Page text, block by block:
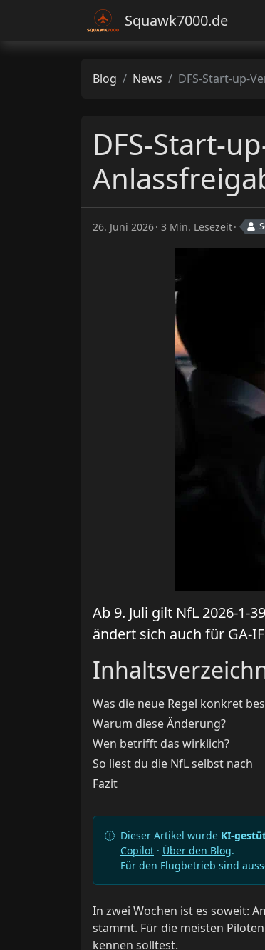
Squawk7000.de
Blog News DFS-Start-up-Verfahren ab 9. Juli 2026: Was die neue
DFS-Start-
26. Juni 2026 3 Min. Lesezeit
Ab 9. Juli gilt NfL 2026-1-
ändert sich auch für GA-
Was die neue Regel konkret
Warum diese Änderung?
Wen betrifft das wirklich?
So liest du die NfL selbst nach
Fazit
Dieser Artikel wurde KI-
Copilot · Über den Blog.
Für den Flugbetrieb sind
In zwei Wochen ist es soweit:
stammt. Für die meisten
kennen solltest.